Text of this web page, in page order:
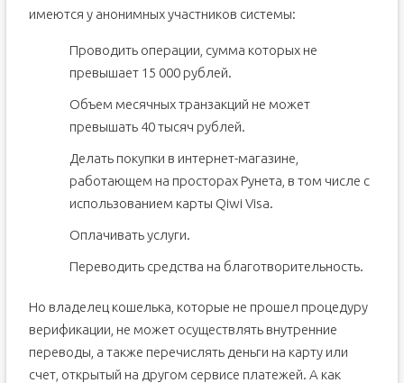
имеются у анонимных участников системы:
Проводить операции, сумма которых не
превышает 15 000 рублей.
Объем месячных транзакций не может
превышать 40 тысяч рублей.
Делать покупки в интернет-магазине,
работающем на просторах Рунета, в том числе с
использованием карты Qiwi Visa.
Оплачивать услуги.
Переводить средства на благотворительность.
Но владелец кошелька, которые не прошел процедуру
верификации, не может осуществлять внутренние
переводы, а также перечислять деньги на карту или
счет, открытый на другом сервисе платежей. А как